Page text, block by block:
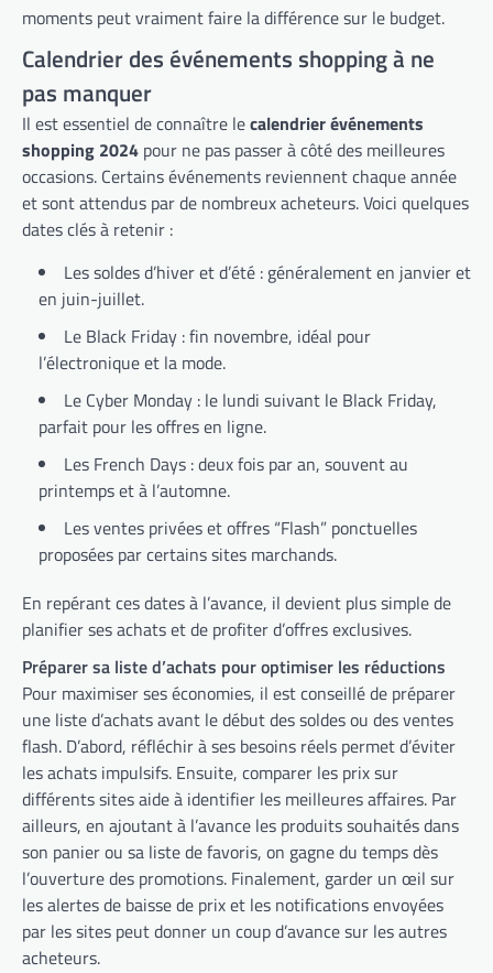
moments peut vraiment faire la différence sur le budget.
Calendrier des événements shopping à ne
pas manquer
Il est essentiel de connaître lecalendrier événements
shopping 2024 pour ne pas passer à côté des meilleures
occasions. Certains événements reviennent chaque année
et sont attendus par de nombreux acheteurs. Voici quelques
dates clés à retenir :
Les soldes d’hiver et d’été : généralement en janvier et
en juin-juillet.
Le Black Friday : fin novembre, idéal pour
l’électronique et la mode.
Le Cyber Monday : le lundi suivant le Black Friday,
parfait pour les offres en ligne.
Les French Days : deux fois par an, souvent au
printemps et à l’automne.
Les ventes privées et offres “Flash” ponctuelles
proposées par certains sites marchands.
En repérant ces dates à l’avance, il devient plus simple de
planifier ses achats et de profiter d’offres exclusives.
Préparer sa liste d’achats pour optimiser les réductions
Pour maximiser ses économies, il est conseillé de préparer
une liste d’achats avant le début des soldes ou des ventes
flash. D’abord, réfléchir à ses besoins réels permet d’éviter
les achats impulsifs. Ensuite, comparer les prix sur
différents sites aide à identifier les meilleures affaires. Par
ailleurs, en ajoutant à l’avance les produits souhaités dans
son panier ou sa liste de favoris, on gagne du temps dès
l’ouverture des promotions. Finalement, garder un œil sur
les alertes de baisse de prix et les notifications envoyées
par les sites peut donner un coup d’avance sur les autres
acheteurs.